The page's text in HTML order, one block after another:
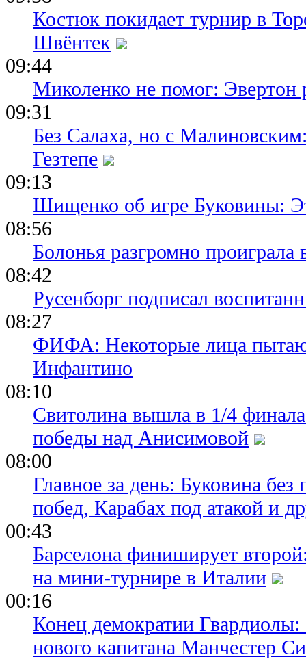
Костюк покидает турнир в
Швёнтек
09:44
Миколенко не помог: Эвертон
09:31
Без Салаха, но с
Гезтепе
09:13
Шищенко об игре Буковины:
08:56
Болонья разгромно
08:42
Русенборг подписал
08:27
ФИФА: Некоторые лица
Инфантино
08:10
Свитолина вышла в 1/4
победы над Анисимовой
08:00
Главное за день: Буковина
побед, Карабах под атакой и
00:43
Барселона финиширует
на мини-турнире в Италии
00:16
Конец демократии
нового капитана Манчестер